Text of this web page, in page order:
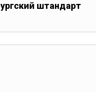
штандарт